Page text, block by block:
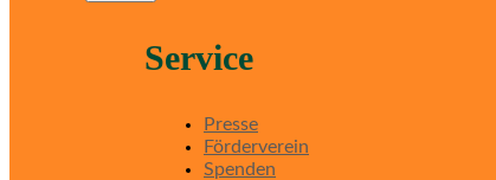
Service
Presse
Förderverein
Spenden